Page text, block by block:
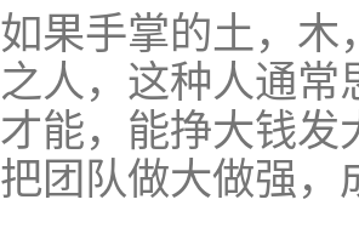
如果手掌的土，木
之人，这种人通常
才能，能挣大钱发
把团队做大做强，